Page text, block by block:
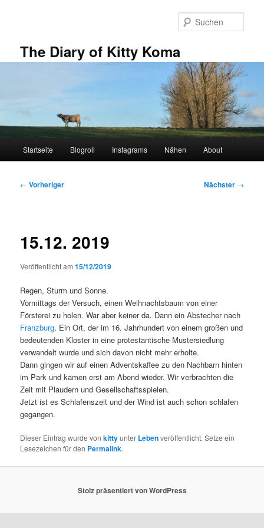
The Diary of Kitty Koma
Startseite Blogroll Instagrams Nähen About
Beitragsnavigation
← Vorheriger Nächster →
15.12. 2019
Veröffentlicht am15/12/2019
Regen, Sturm und Sonne.
Vormittags der Versuch, einen Weihnachtsbaum von einer
Försterei zu holen. War aber keiner da. Dann ein Abstecher nach
Franzburg. Ein Ort, der im 16. Jahrhundert von einem großen und
bedeutenden Kloster in eine protestantische Mustersiedlung
verwandelt wurde und sich davon nicht mehr erholte.
Dann gingen wir auf einen Adventskaffee zu den Nachbarn hinten
im Park und kamen erst am Abend wieder. Wir verbrachten die
Zeit mit Plaudern und Gesellschaftsspielen.
Jetzt ist es Schlafenszeit und der Wind ist auch schon schlafen
gegangen.
Dieser Eintrag wurde vonkittyunter Lebenveröffentlicht. Setze ein
Lesezeichen für den Permalink.
Stolz präsentiert von WordPress